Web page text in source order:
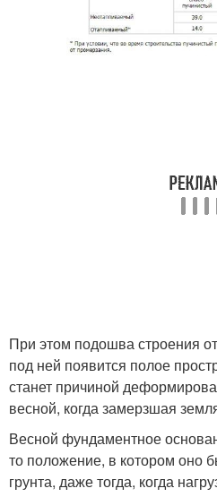
При этом подошва строения
под ней появится полое
станет причиной
весной, когда замерзшая
Весной фундаментное
то положение, в котором оно
грунта, даже тогда, когда